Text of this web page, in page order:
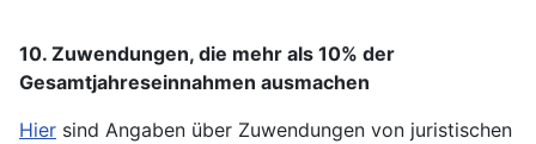
10. Zuwendungen, die mehr als 10% der
Gesamtjahreseinnahmen ausmachen
Hier sind Angaben über Zuwendungen von juristischen